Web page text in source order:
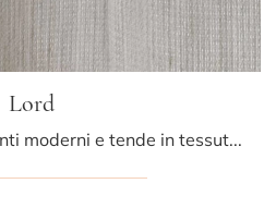
Lord
Se desideri Complementi moderni e tende in tessuto scopri di più sul modello Lord del marchio Athena Collezioni.